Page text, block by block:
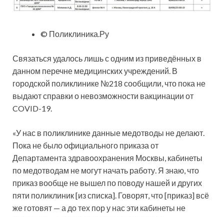
© Поликлиника.Ру
Связаться удалось лишь с одним из приведённых в
данном перечне медицинских учреждений. В
городской поликлинике №218 сообщили, что пока не
выдают справки о невозможности вакцинации от
COVID-19.
«У нас в поликлинике данные медотводы не делают.
Пока не было официального приказа от
Департамента здравоохранения Москвы, кабинеты
по медотводам не могут начать работу. Я знаю, что
приказ вообще не вышел по поводу нашей и других
пяти поликлиник [из списка]. Говорят, что [приказ] всё
же готовят — а до тех пор у нас эти кабинеты не